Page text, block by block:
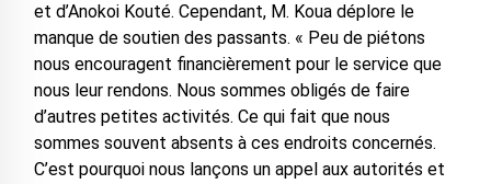
et d’Anokoi Kouté. Cependant, M. Koua déplore le
manque de soutien des passants. « Peu de piétons
nous encouragent financièrement pour le service que
nous leur rendons. Nous sommes obligés de faire
d’autres petites activités. Ce qui fait que nous
sommes souvent absents à ces endroits concernés.
C’est pourquoi nous lançons un appel aux autorités et